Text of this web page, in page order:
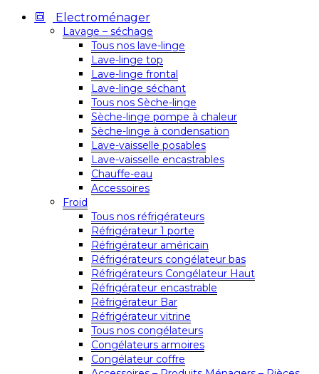
Electroménager
Lavage – séchage
Tous nos lave-linge
Lave-linge top
Lave-linge frontal
Lave-linge séchant
Tous nos Sèche-linge
Sèche-linge pompe à chaleur
Sèche-linge à condensation
Lave-vaisselle posables
Lave-vaisselle encastrables
Chauffe-eau
Accessoires
Froid
Tous nos réfrigérateurs
Réfrigérateur 1 porte
Réfrigérateur américain
Réfrigérateurs congélateur bas
Réfrigérateurs Congélateur Haut
Réfrigérateur encastrable
Réfrigérateur Bar
Réfrigérateur vitrine
Tous nos congélateurs
Congélateurs armoires
Congélateur coffre